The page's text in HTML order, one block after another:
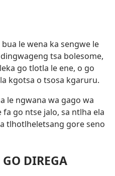
le wena ka sengwe le
tsa bolesome,
go tlotla le ene, o go
kgotsa o tsosa kgaruru.
le ngwana wa gago wa
go ntse jalo, sa ntlha ela
tlhotlheletsang gore seno
DIREGA